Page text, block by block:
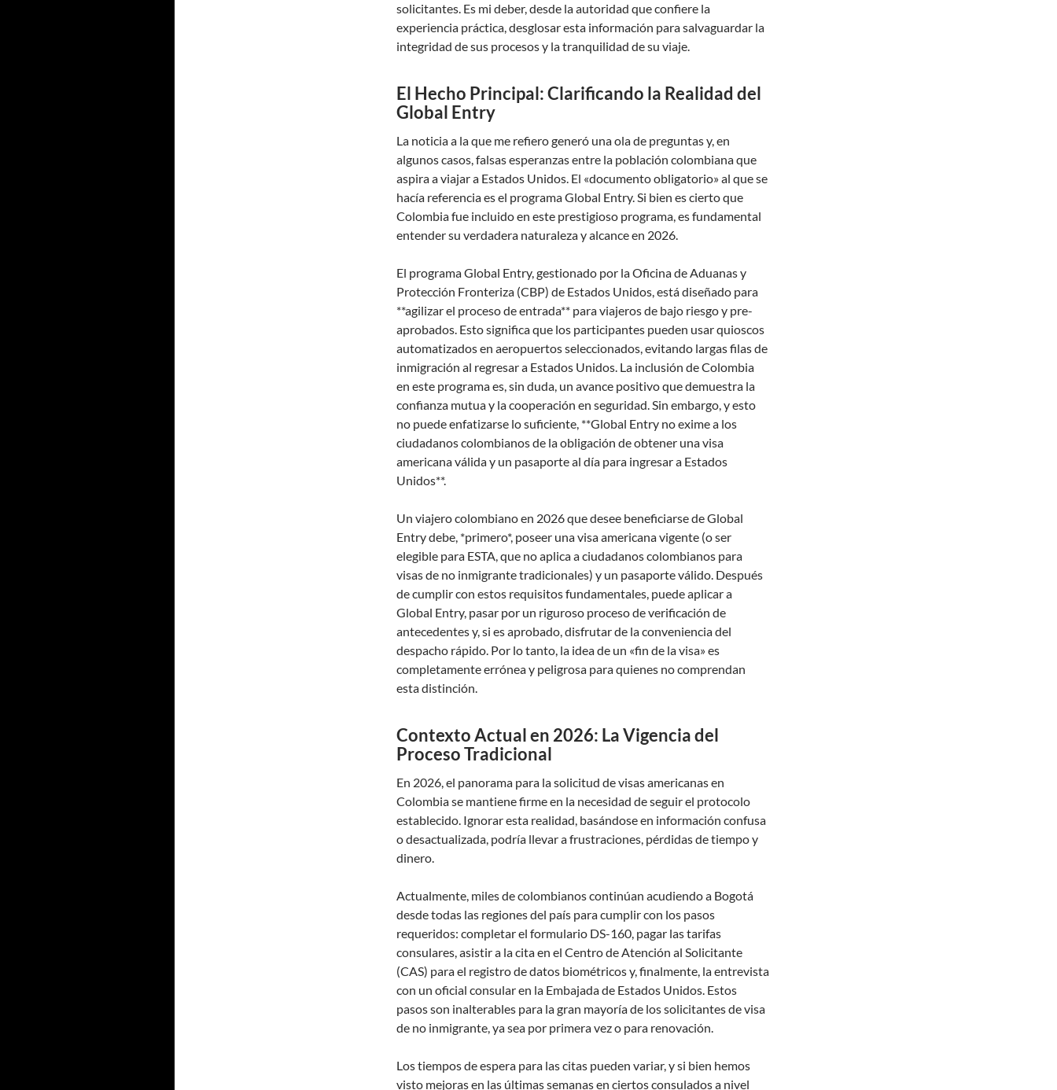
solicitantes. Es mi deber, desde la autoridad que confiere la
experiencia práctica, desglosar esta información para salvaguardar la
integridad de sus procesos y la tranquilidad de su viaje.
El Hecho Principal: Clarificando la Realidad del
Global Entry
La noticia a la que me refiero generó una ola de preguntas y, en
algunos casos, falsas esperanzas entre la población colombiana que
aspira a viajar a Estados Unidos. El «documento obligatorio» al que se
hacía referencia es el programa Global Entry. Si bien es cierto que
Colombia fue incluido en este prestigioso programa, es fundamental
entender su verdadera naturaleza y alcance en 2026.
El programa Global Entry, gestionado por la Oficina de Aduanas y
Protección Fronteriza (CBP) de Estados Unidos, está diseñado para
**agilizar el proceso de entrada** para viajeros de bajo riesgo y pre-
aprobados. Esto significa que los participantes pueden usar quioscos
automatizados en aeropuertos seleccionados, evitando largas filas de
inmigración al regresar a Estados Unidos. La inclusión de Colombia
en este programa es, sin duda, un avance positivo que demuestra la
confianza mutua y la cooperación en seguridad. Sin embargo, y esto
no puede enfatizarse lo suficiente, **Global Entry no exime a los
ciudadanos colombianos de la obligación de obtener una visa
americana válida y un pasaporte al día para ingresar a Estados
Unidos**.
Un viajero colombiano en 2026 que desee beneficiarse de Global
Entry debe, *primero*, poseer una visa americana vigente (o ser
elegible para ESTA, que no aplica a ciudadanos colombianos para
visas de no inmigrante tradicionales) y un pasaporte válido. Después
de cumplir con estos requisitos fundamentales, puede aplicar a
Global Entry, pasar por un riguroso proceso de verificación de
antecedentes y, si es aprobado, disfrutar de la conveniencia del
despacho rápido. Por lo tanto, la idea de un «fin de la visa» es
completamente errónea y peligrosa para quienes no comprendan
esta distinción.
Contexto Actual en 2026: La Vigencia del
Proceso Tradicional
En 2026, el panorama para la solicitud de visas americanas en
Colombia se mantiene firme en la necesidad de seguir el protocolo
establecido. Ignorar esta realidad, basándose en información confusa
o desactualizada, podría llevar a frustraciones, pérdidas de tiempo y
dinero.
Actualmente, miles de colombianos continúan acudiendo a Bogotá
desde todas las regiones del país para cumplir con los pasos
requeridos: completar el formulario DS-160, pagar las tarifas
consulares, asistir a la cita en el Centro de Atención al Solicitante
(CAS) para el registro de datos biométricos y, finalmente, la entrevista
con un oficial consular en la Embajada de Estados Unidos. Estos
pasos son inalterables para la gran mayoría de los solicitantes de visa
de no inmigrante, ya sea por primera vez o para renovación.
Los tiempos de espera para las citas pueden variar, y si bien hemos
visto mejoras en las últimas semanas en ciertos consulados a nivel